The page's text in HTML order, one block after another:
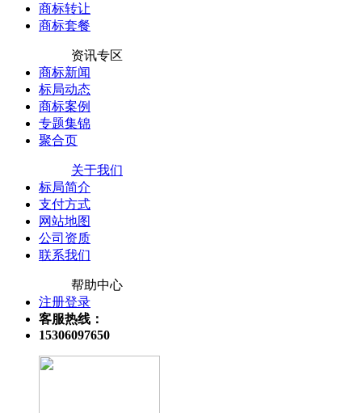
商标转让
商标套餐
资讯专区
商标新闻
标局动态
商标案例
专题集锦
聚合页
关于我们
标局简介
支付方式
网站地图
公司资质
联系我们
帮助中心
注册登录
客服热线：
15306097650